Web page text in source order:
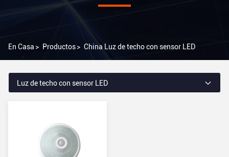
En Casa > Productos> China Luz de techo con sensor LED
Luz de techo con sensor LED